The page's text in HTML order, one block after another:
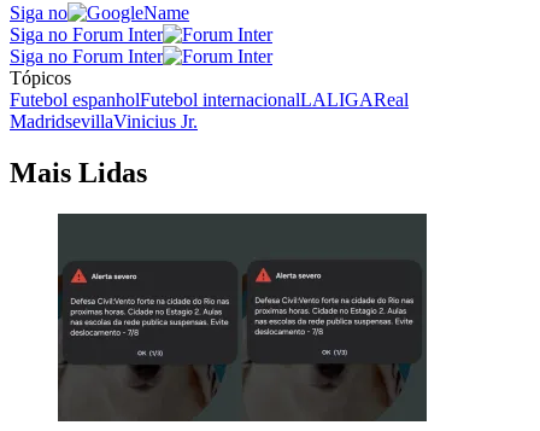
Siga no
Siga no Forum Inter
Siga no Forum Inter
Tópicos
Futebol espanholFutebol internacionalLALIGAReal
MadridsevillaVinicius Jr.
Mais Lidas